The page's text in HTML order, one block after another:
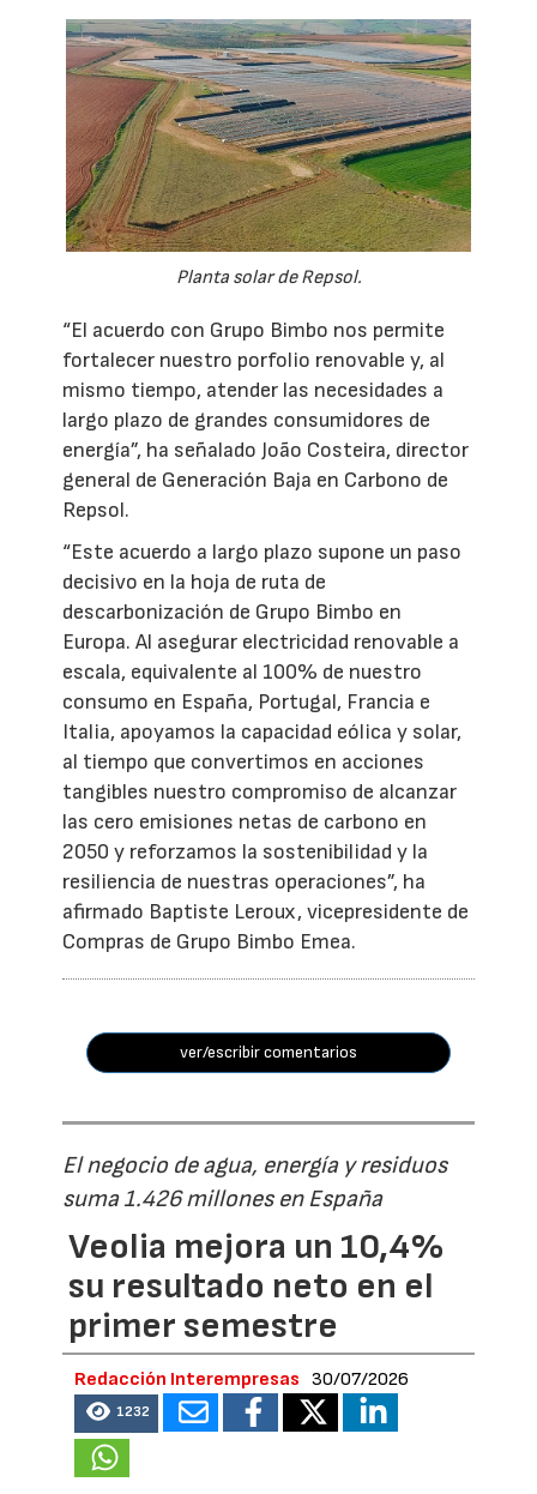
Planta solar de Repsol.
“El acuerdo con Grupo Bimbo nos permite
fortalecer nuestro porfolio renovable y, al
mismo tiempo, atender las necesidades a
largo plazo de grandes consumidores de
energía”, ha señalado João Costeira, director
general de Generación Baja en Carbono de
Repsol.
“Este acuerdo a largo plazo supone un paso
decisivo en la hoja de ruta de
descarbonización de Grupo Bimbo en
Europa. Al asegurar electricidad renovable a
escala, equivalente al 100% de nuestro
consumo en España, Portugal, Francia e
Italia, apoyamos la capacidad eólica y solar,
al tiempo que convertimos en acciones
tangibles nuestro compromiso de alcanzar
las cero emisiones netas de carbono en
2050 y reforzamos la sostenibilidad y la
resiliencia de nuestras operaciones”, ha
afirmado Baptiste Leroux, vicepresidente de
Compras de Grupo Bimbo Emea.
ver/escribir comentarios
El negocio de agua, energía y residuos
suma 1.426 millones en España
Veolia mejora un 10,4%
su resultado neto en el
primer semestre
Redacción Interempresas 30/07/2026
1232